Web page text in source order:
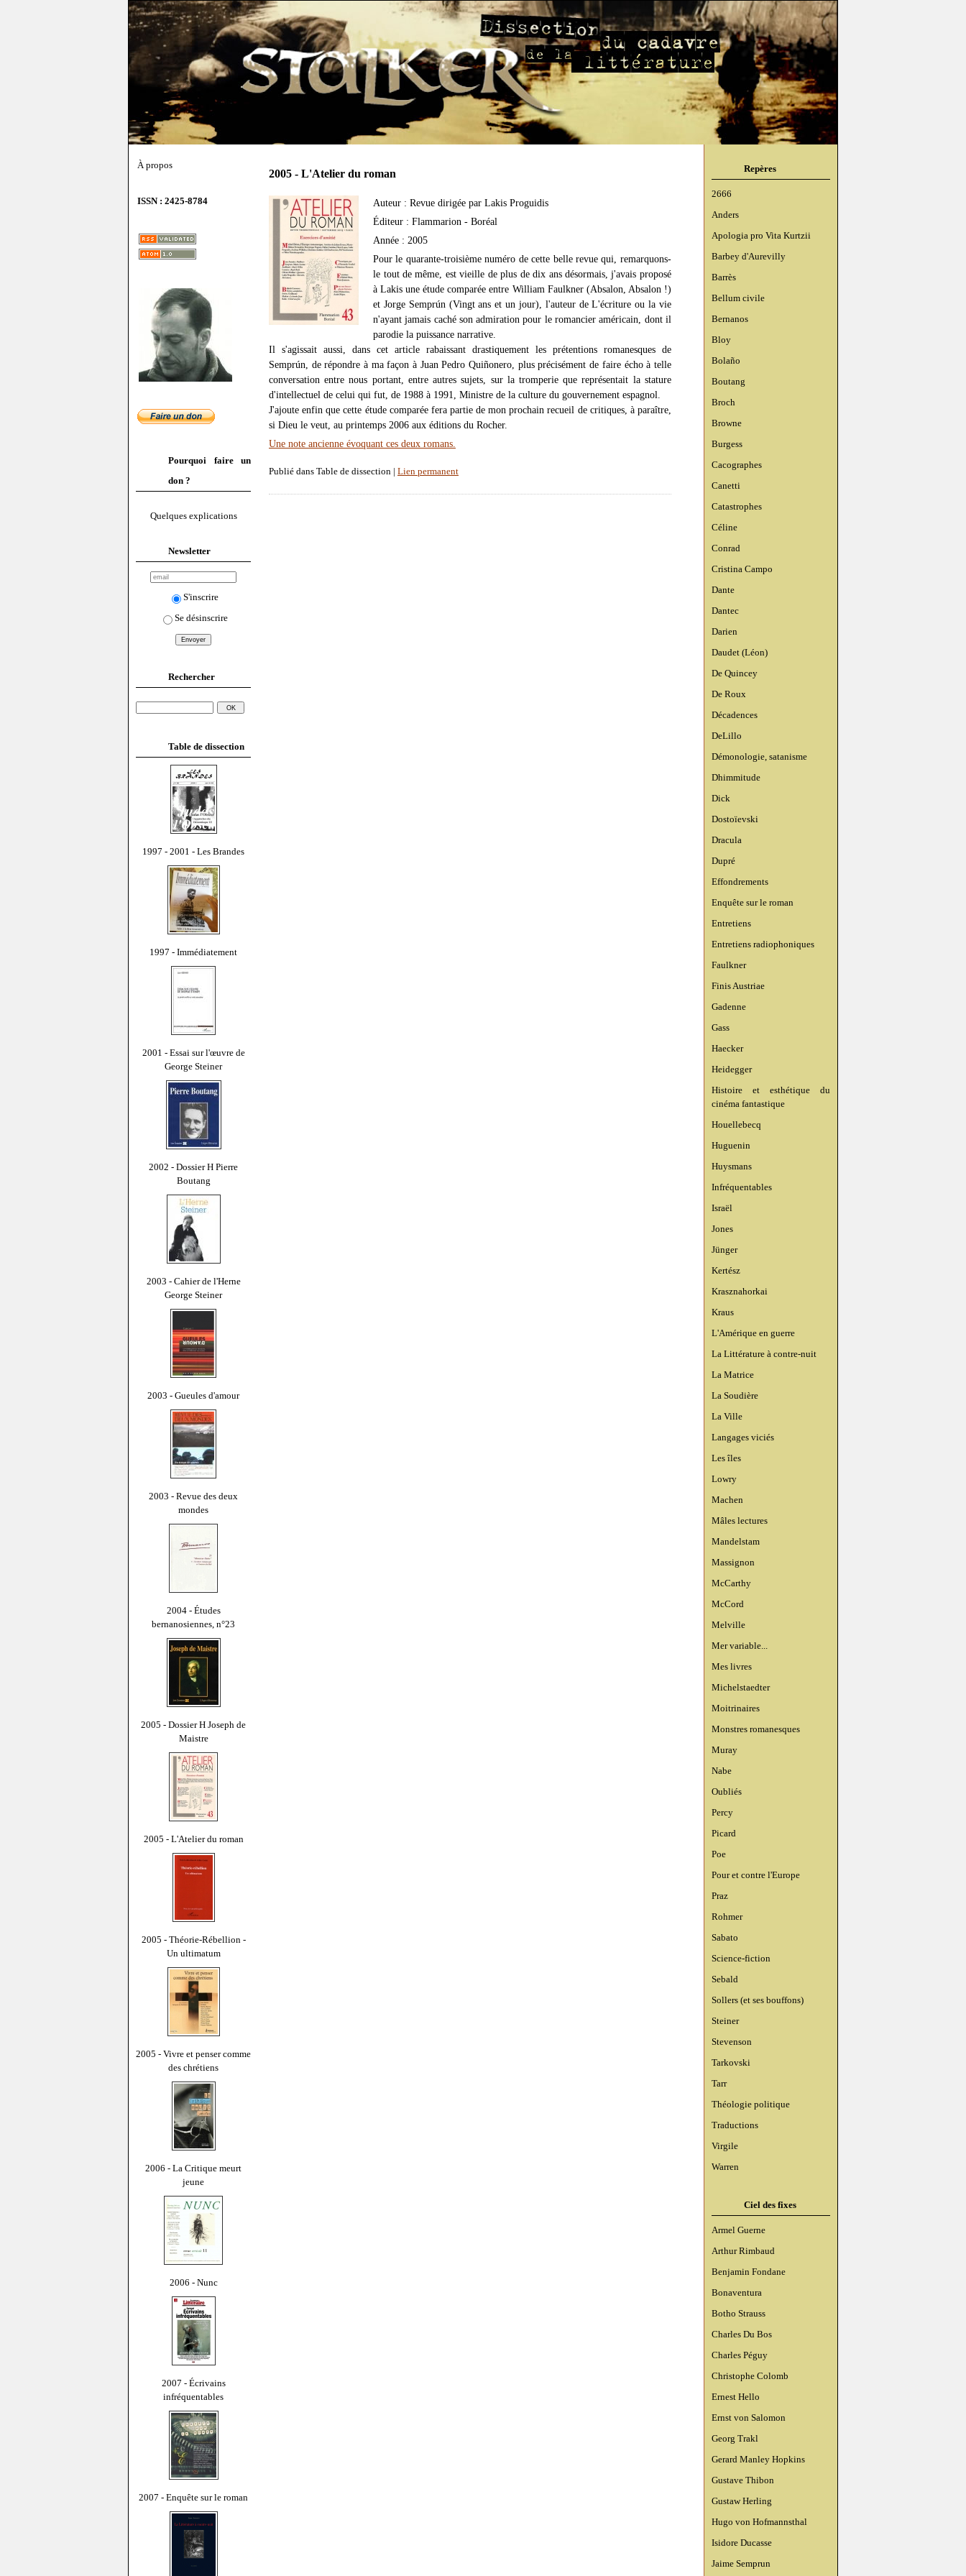
À propos
ISSN : 2425-8784
Pourquoi faire un
don ?
Quelques explications
Newsletter
S'inscrire
Se désinscrire
Rechercher
Table de dissection
1997 - 2001 - Les Brandes
1997 - Immédiatement
2001 - Essai sur l'œuvre de
George Steiner
2002 - Dossier H Pierre
Boutang
2003 - Cahier de l'Herne
George Steiner
2003 - Gueules d'amour
2003 - Revue des deux
mondes
2004 - Études
bernanosiennes, n°23
2005 - Dossier H Joseph de
Maistre
2005 - L'Atelier du roman
2005 - Théorie-Rébellion -
Un ultimatum
2005 - Vivre et penser comme
des chrétiens
2006 - La Critique meurt
jeune
2006 - Nunc
2007 - Écrivains
infréquentables
2007 - Enquête sur le roman
Repères
2666
Anders
Apologia pro Vita Kurtzii
Barbey d'Aurevilly
Barrès
Bellum civile
Bernanos
Bloy
Bolaño
Boutang
Broch
Browne
Burgess
Cacographes
Canetti
Catastrophes
Céline
Conrad
Cristina Campo
Dante
Dantec
Darien
Daudet (Léon)
De Quincey
De Roux
Décadences
DeLillo
Démonologie, satanisme
Dhimmitude
Dick
Dostoïevski
Dracula
Dupré
Effondrements
Enquête sur le roman
Entretiens
Entretiens radiophoniques
Faulkner
Finis Austriae
Gadenne
Gass
Haecker
Heidegger
Histoire et esthétique du
cinéma fantastique
Houellebecq
Huguenin
Huysmans
Infréquentables
Israël
Jones
Jünger
Kertész
Krasznahorkai
Kraus
L'Amérique en guerre
La Littérature à contre-nuit
La Matrice
La Soudière
La Ville
Langages viciés
Les îles
Lowry
Machen
Mâles lectures
Mandelstam
Massignon
McCarthy
McCord
Melville
Mer variable...
Mes livres
Michelstaedter
Moitrinaires
Monstres romanesques
Muray
Nabe
Oubliés
Percy
Picard
Poe
Pour et contre l'Europe
Praz
Rohmer
Sabato
Science-fiction
Sebald
Sollers (et ses bouffons)
Steiner
Stevenson
Tarkovski
Tarr
Théologie politique
Traductions
Virgile
Warren
Ciel des fixes
Armel Guerne
Arthur Rimbaud
Benjamin Fondane
Bonaventura
Botho Strauss
Charles Du Bos
Charles Péguy
Christophe Colomb
Ernest Hello
Ernst von Salomon
Georg Trakl
Gerard Manley Hopkins
Gustave Thibon
Gustaw Herling
Hugo von Hofmannsthal
Isidore Ducasse
Jaime Semprun
2005 - L'Atelier du roman
Auteur : Revue dirigée par Lakis Proguidis
Éditeur : Flammarion - Boréal
Année : 2005
Pour le quarante-troisième numéro de cette belle revue qui, remarquons-
le tout de même, est vieille de plus de dix ans désormais, j'avais proposé
à Lakis une étude comparée entre William Faulkner (Absalon, Absalon !)
et Jorge Semprún (Vingt ans et un jour), l'auteur de L'écriture ou la vie
n'ayant jamais caché son admiration pour le romancier américain, dont il
parodie la puissance narrative.
Il s'agissait aussi, dans cet article rabaissant drastiquement les prétentions romanesques de
Semprún, de répondre à ma façon à Juan Pedro Quiñonero, plus précisément de faire écho à telle
conversation entre nous portant, entre autres sujets, sur la tromperie que représentait la stature
d'intellectuel de celui qui fut, de 1988 à 1991, Ministre de la culture du gouvernement espagnol.
J'ajoute enfin que cette étude comparée fera partie de mon prochain recueil de critiques, à paraître,
si Dieu le veut, au printemps 2006 aux éditions du Rocher.
Une note ancienne évoquant ces deux romans.
Publié dans Table de dissection | Lien permanent